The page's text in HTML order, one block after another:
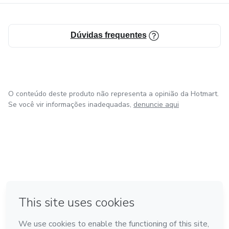
Dúvidas frequentes
O conteúdo deste produto não representa a opinião da Hotmart.
Se você vir informações inadequadas, denuncie aqui
Feito com ❤ em Bogotá